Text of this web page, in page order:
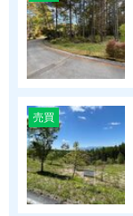
売買